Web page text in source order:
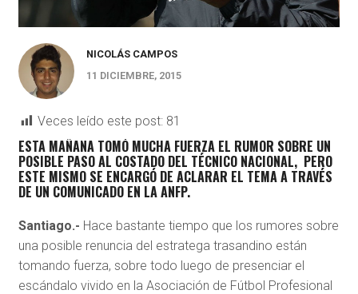
NICOLÁS CAMPOS
11 DICIEMBRE, 2015
Veces leído este post: 81
ESTA MAÑANA TOMÓ MUCHA FUERZA EL RUMOR SOBRE UN
POSIBLE PASO AL COSTADO DEL TÉCNICO NACIONAL, PERO
ESTE MISMO SE ENCARGÓ DE ACLARAR EL TEMA A TRAVÉS
DE UN COMUNICADO EN LA ANFP.
Santiago.- Hace bastante tiempo que los rumores sobre
una posible renuncia del estratega trasandino están
tomando fuerza, sobre todo luego de presenciar el
escándalo vivido en la Asociación de Fútbol Profesional